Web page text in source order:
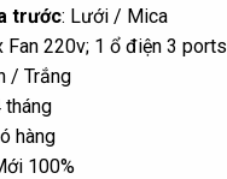
trước: Lưới / Mica
Fan 220v; 1 ổ điện 3 ports
/ Trắng
tháng
hàng
100%